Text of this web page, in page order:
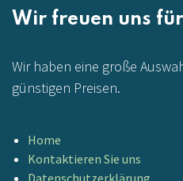
Wir freuen uns
Wir haben eine große
günstigen Preisen.
Home
Kontaktieren Sie uns
Datenschutzerklärung